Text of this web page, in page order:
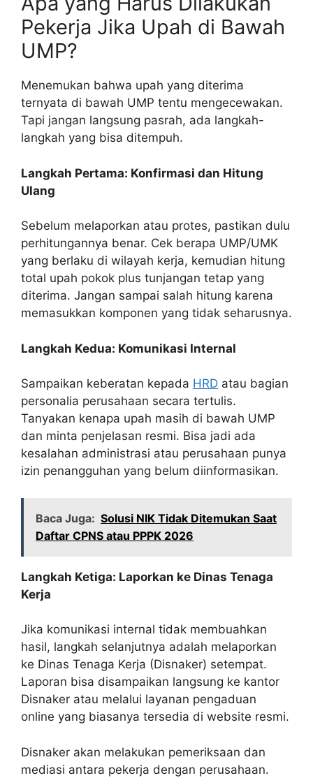
Pekerja Jika Upah di Bawah
UMP?
Menemukan bahwa upah yang diterima
ternyata di bawah UMP tentu mengecewakan.
Tapi jangan langsung pasrah, ada langkah-
langkah yang bisa ditempuh.
Langkah Pertama: Konfirmasi dan Hitung
Ulang
Sebelum melaporkan atau protes, pastikan dulu
perhitungannya benar. Cek berapa UMP/UMK
yang berlaku di wilayah kerja, kemudian hitung
total upah pokok plus tunjangan tetap yang
diterima. Jangan sampai salah hitung karena
memasukkan komponen yang tidak seharusnya.
Langkah Kedua: Komunikasi Internal
Sampaikan keberatan kepada HRD atau bagian
personalia perusahaan secara tertulis.
Tanyakan kenapa upah masih di bawah UMP
dan minta penjelasan resmi. Bisa jadi ada
kesalahan administrasi atau perusahaan punya
izin penangguhan yang belum diinformasikan.
Baca Juga: Solusi NIK Tidak Ditemukan Saat
Daftar CPNS atau PPPK 2026
Langkah Ketiga: Laporkan ke Dinas Tenaga
Kerja
Jika komunikasi internal tidak membuahkan
hasil, langkah selanjutnya adalah melaporkan
ke Dinas Tenaga Kerja (Disnaker) setempat.
Laporan bisa disampaikan langsung ke kantor
Disnaker atau melalui layanan pengaduan
online yang biasanya tersedia di website resmi.
Disnaker akan melakukan pemeriksaan dan
mediasi antara pekerja dengan perusahaan.